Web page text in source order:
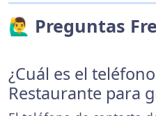
🙋‍♂️ Preguntas
¿Cuál es el
Restaurante para